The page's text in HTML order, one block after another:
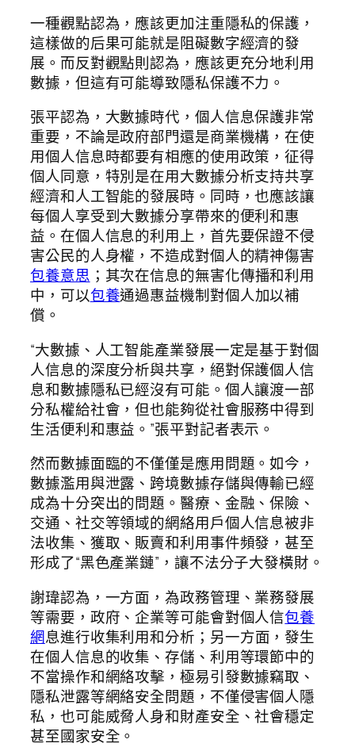
一種觀點認為，應該更加注重隱私的保護，
這樣做的后果可能就是阻礙數字經濟的發
展。而反對觀點則認為，應該更充分地利用
數據，但這有可能導致隱私保護不力。
張平認為，大數據時代，個人信息保護非常
重要，不論是政府部門還是商業機構，在使
用個人信息時都要有相應的使用政策，征得
個人同意，特別是在用大數據分析支持共享
經濟和人工智能的發展時。同時，也應該讓
每個人享受到大數據分享帶來的便利和惠
益。在個人信息的利用上，首先要保證不侵
害公民的人身權，不造成對個人的精神傷害
包養意思 ；其次在信息的無害化傳播和利用
中，可以包養通過惠益機制對個人加以補
償。
“大數據、人工智能產業發展一定是基于對個
人信息的深度分析與共享，絕對保護個人信
息和數據隱私已經沒有可能。個人讓渡一部
分私權給社會，但也能夠從社會服務中得到
生活便利和惠益。”張平對記者表示。
然而數據面臨的不僅僅是應用問題。如今，
數據濫用與泄露、跨境數據存儲與傳輸已經
成為十分突出的問題。醫療、金融、保險、
交通、社交等領域的網絡用戶個人信息被非
法收集、獲取、販賣和利用事件頻發，甚至
形成了“黑色產業鏈”，讓不法分子大發橫財。
謝瑋認為，一方面，為政務管理、業務發展
等需要，政府、企業等可能會對個人信包養
網息進行收集利用和分析；另一方面，發生
在個人信息的收集、存儲、利用等環節中的
不當操作和網絡攻擊，極易引發數據竊取、
隱私泄露等網絡安全問題，不僅侵害個人隱
私，也可能威脅人身和財產安全、社會穩定
甚至國家安全。